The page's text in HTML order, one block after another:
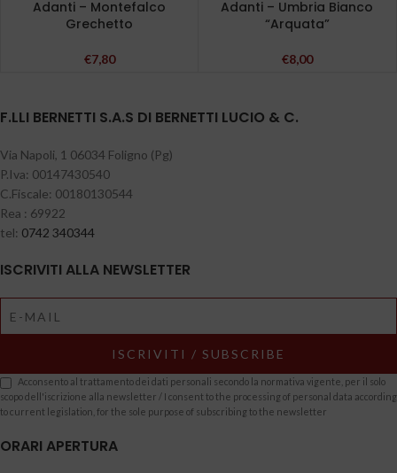
Adanti – Montefalco
Grechetto
€7,80
Adanti – Umbria Bianco
“Arquata”
€8,00
F.LLI BERNETTI S.A.S DI BERNETTI LUCIO & C.
Via Napoli, 1 06034 Foligno (Pg)
P.Iva: 00147430540
C.Fiscale: 00180130544
Rea : 69922
tel: 0742 340344
ISCRIVITI ALLA NEWSLETTER
Acconsento al trattamento dei dati personali secondo la normativa vigente, per il solo
scopo dell'iscrizione alla newsletter / I consent to the processing of personal data according
to current legislation, for the sole purpose of subscribing to the newsletter
ORARI APERTURA